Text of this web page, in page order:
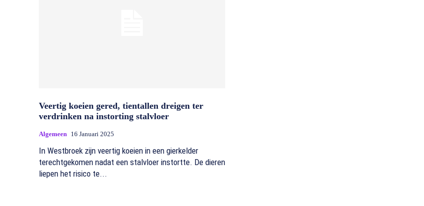
Veertig koeien gered, tientallen dreigen ter
verdrinken na instorting stalvloer
Algemeen 16 Januari 2025
In Westbroek zijn veertig koeien in een gierkelder
terechtgekomen nadat een stalvloer instortte. De dieren
liepen het risico te...